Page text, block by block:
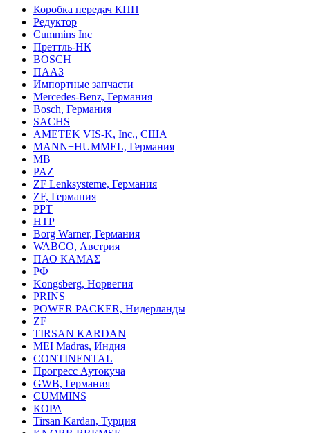
Коробка передач КПП
Редуктор
Cummins Inc
Преттль-НК
BOSCH
ПААЗ
Импортные запчасти
Mercedes-Benz, Германия
Bosch, Германия
SACHS
AMETEK VIS-K, Inc., США
MANN+HUMMEL, Германия
MB
PAZ
ZF Lenksysteme, Германия
ZF, Германия
PPT
HTP
Borg Warner, Германия
WABCO, Австрия
ПАО КАМАΣ
РФ
Kongsberg, Норвегия
PRINS
POWER PACKER, Нидерланды
ZF
TIRSAN KARDAN
MEI Madras, Индия
CONTINENTAL
Прогресс Аутокуча
GWB, Германия
CUMMINS
КОРА
Tirsan Kardan, Турция